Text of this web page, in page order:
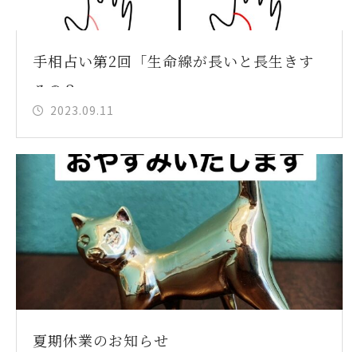
手相占い第2回「生命線が長いと長生きす
るの？」
2023.09.11
夏期休業のお知らせ